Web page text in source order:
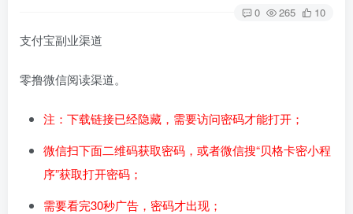
0 265 10
支付宝副业渠道
零撸微信阅读渠道。
注：下载链接已经隐藏，需要访问密码才能打开；
微信扫下面二维码获取密码，或者微信搜“贝格卡密小程
序”获取打开密码；
需要看完30秒广告，密码才出现；